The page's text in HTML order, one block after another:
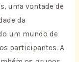
uma vontade de
da
um mundo de
participantes. A